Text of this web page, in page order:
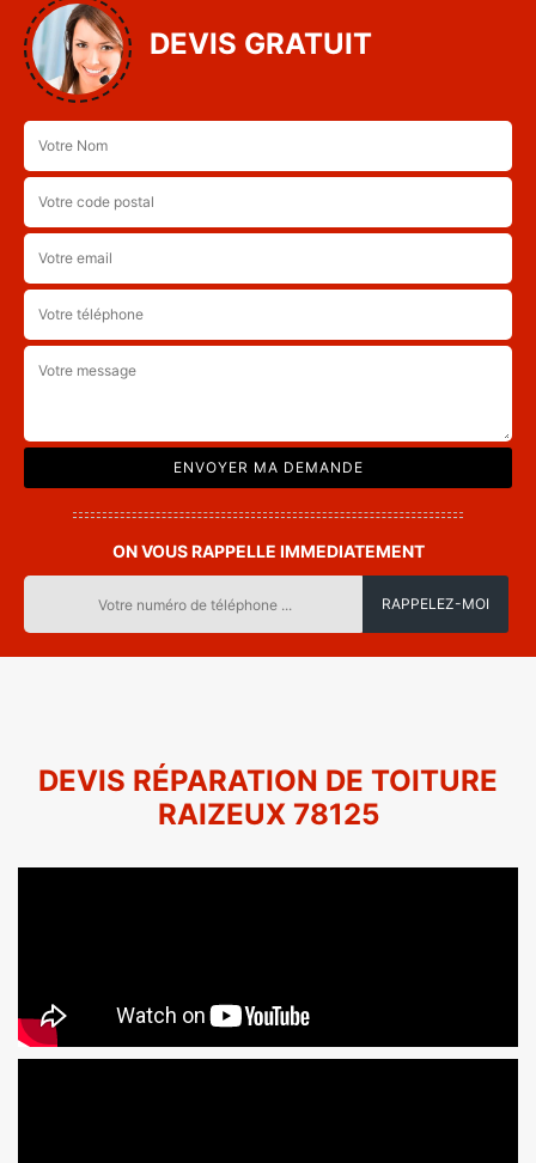
DEVIS GRATUIT
ON VOUS RAPPELLE IMMEDIATEMENT
DEVIS RÉPARATION DE TOITURE
RAIZEUX 78125